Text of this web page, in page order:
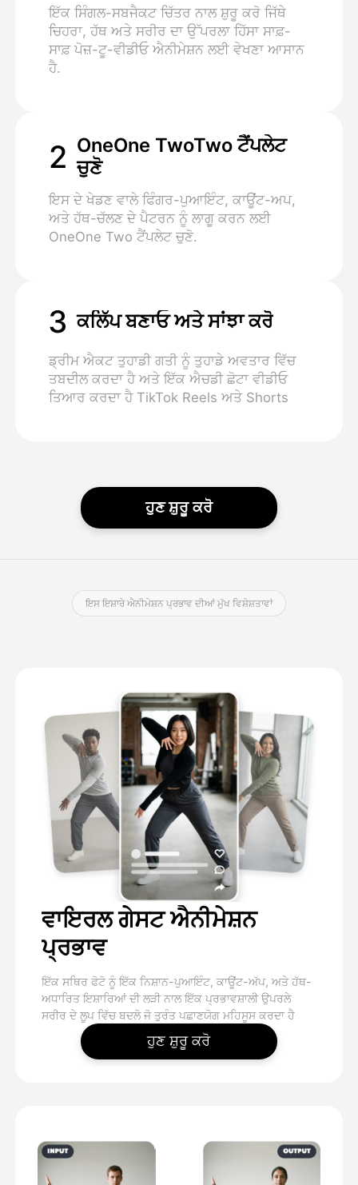
ਇੱਕ ਸਿੰਗਲ-ਸਬਜੈਕਟ ਚਿੱਤਰ ਨਾਲ ਸ਼ੁਰੂ ਕਰੋ ਜਿੱਥੇ
ਚਿਹਰਾ, ਹੱਥ ਅਤੇ ਸਰੀਰ ਦਾ ਉੱਪਰਲਾ ਹਿੱਸਾ ਸਾਫ਼-
ਸਾਫ਼ ਪੋਜ਼-ਟੂ-ਵੀਡੀਓ ਐਨੀਮੇਸ਼ਨ ਲਈ ਵੇਖਣਾ ਆਸਾਨ
ਹੈ.
2 OneOne TwoTwo ਟੈਂਪਲੇਟ
ਚੁਣੋ
ਇਸ ਦੇ ਖੇਡਣ ਵਾਲੇ ਫਿੰਗਰ-ਪੁਆਇੰਟ, ਕਾਊਂਟ-ਅਪ,
ਅਤੇ ਹੱਥ-ਚੱਲਣ ਦੇ ਪੈਟਰਨ ਨੂੰ ਲਾਗੂ ਕਰਨ ਲਈ
OneOne Two ਟੈਂਪਲੇਟ ਚੁਣੋ.
3 ਕਲਿੱਪ ਬਣਾਓ ਅਤੇ ਸਾਂਝਾ ਕਰੋ
ਡ੍ਰੀਮ ਐਕਟ ਤੁਹਾਡੀ ਗਤੀ ਨੂੰ ਤੁਹਾਡੇ ਅਵਤਾਰ ਵਿੱਚ
ਤਬਦੀਲ ਕਰਦਾ ਹੈ ਅਤੇ ਇੱਕ ਐਚਡੀ ਛੋਟਾ ਵੀਡੀਓ
ਤਿਆਰ ਕਰਦਾ ਹੈ TikTok Reels ਅਤੇ Shorts
ਹੁਣ ਸ਼ੁਰੂ ਕਰੋ
ਇਸ ਇਸ਼ਾਰੇ ਐਨੀਮੇਸ਼ਨ ਪ੍ਰਭਾਵ ਦੀਆਂ ਮੁੱਖ ਵਿਸ਼ੇਸ਼ਤਾਵਾਂ
ਵਾਇਰਲ ਗੇਸਟ ਐਨੀਮੇਸ਼ਨ
ਪ੍ਰਭਾਵ
ਇੱਕ ਸਥਿਰ ਫੋਟੋ ਨੂੰ ਇੱਕ ਨਿਸ਼ਾਨ-ਪੁਆਇੰਟ, ਕਾਊਂਟ-ਅੱਪ, ਅਤੇ ਹੱਥ-
ਅਧਾਰਿਤ ਇਸ਼ਾਰਿਆਂ ਦੀ ਲੜੀ ਨਾਲ ਇੱਕ ਪ੍ਰਭਾਵਸ਼ਾਲੀ ਉਪਰਲੇ
ਸਰੀਰ ਦੇ ਲੂਪ ਵਿੱਚ ਬਦਲੋ ਜੋ ਤੁਰੰਤ ਪਛਾਣਯੋਗ ਮਹਿਸੂਸ ਕਰਦਾ ਹੈ
ਹੁਣ ਸ਼ੁਰੂ ਕਰੋ